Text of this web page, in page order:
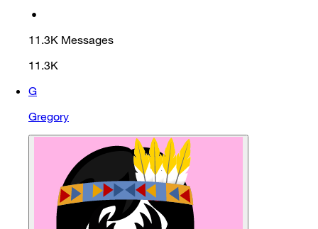
•
11.3K Messages
11.3K
G
Gregory